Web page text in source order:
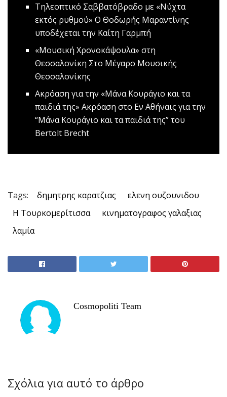
Τηλεοπτικό Σαββατόβραδο με «Νύχτα
εκτός ρυθμού» O Θοδωρής Μαραντίνης
υποδέχεται την Καίτη Γαρμπή
«Μουσική Χρονοκάψουλα» στη
Θεσσαλονίκη Στο Μέγαρο Μουσικής
Θεσσαλονίκης
Aκρόαση για την «Μάνα Κουράγιο και τα
παιδιά της» Ακρόαση στο Εν Αθήναις για την
“Μάνα Κουράγιο και τα παιδιά της” του
Bertolt Brecht
Tags: δημητρης καρατζιας
ελενη ουζουνιδου
Η Τουρκομερίτισσα
κινηματογραφος γαλαξιας
λαμία
Cosmopoliti Team
Σχόλια για αυτό το άρθρο